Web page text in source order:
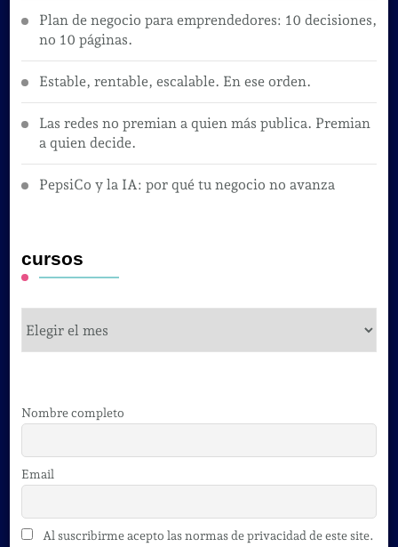
Plan de negocio para emprendedores: 10 decisiones,
no 10 páginas.
Estable, rentable, escalable. En ese orden.
Las redes no premian a quien más publica. Premian
a quien decide.
PepsiCo y la IA: por qué tu negocio no avanza
cursos
Nombre completo
Email
Al suscribirme acepto las normas de privacidad de este site.